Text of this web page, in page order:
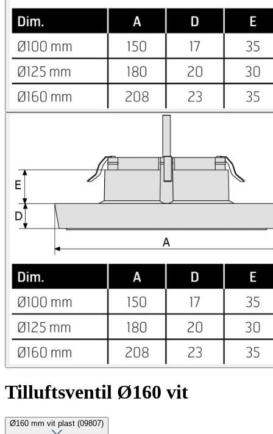
Tilluftsventil Ø160 vit
Ø160 mm vit plast (09807)